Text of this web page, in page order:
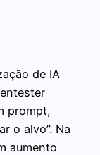
de IA
prompt,
o alvo”. Na
aumento